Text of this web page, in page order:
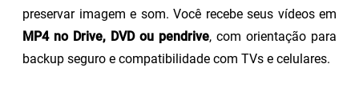
preservar imagem e som. Você recebe seus vídeos em
MP4 no Drive, DVD ou pendrive, com orientação para
backup seguro e compatibilidade com TVs e celulares.